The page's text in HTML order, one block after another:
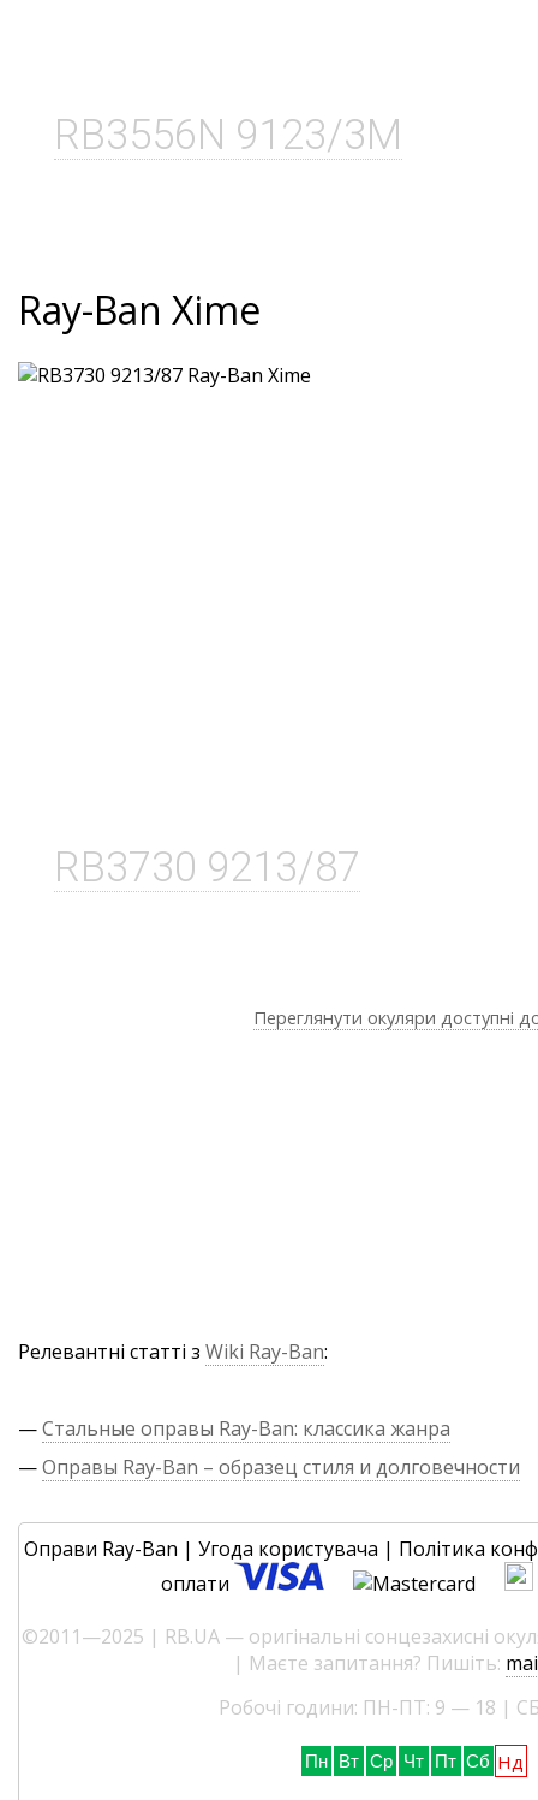
RB3556N 9123/3M
Ray-Ban Xime
RB3730 9213/87
Переглянути окуляри доступні
Релевантні статті з Wiki Ray-Ban:
—Стальные оправы Ray-Ban: классика жанра
—Оправы Ray-Ban – образец стиля и долговечности
Оправи Ray-Ban | Угода користувача | Політика
оплати
©2011—2025 | RB.UA — оригінальні сонцезахисні
| Маєте запитання? Пишіть:
Робочі години: ПН-ПТ: 9 — 18 |
Пн Вт Ср Чт Пт Сб Нд